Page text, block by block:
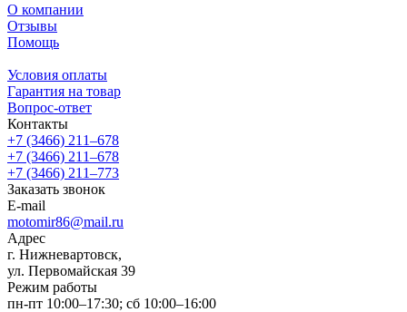
О компании
Отзывы
Помощь
Условия оплаты
Гарантия на товар
Вопрос-ответ
Контакты
+7 (3466) 211‒678
+7 (3466) 211‒678
+7 (3466) 211‒773
Заказать звонок
E-mail
motomir86@mail.ru
Адрес
г. Нижневартовск,
ул. Первомайская 39
Режим работы
пн-пт 10:00–17:30; сб 10:00–16:00